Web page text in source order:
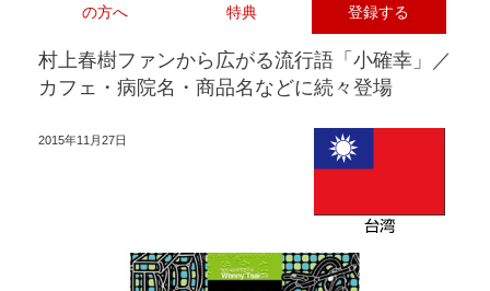
の方へ
特典
登録する
村上春樹ファンから広がる流行語「小確幸」／
カフェ・病院名・商品名などに続々登場
2015年11月27日